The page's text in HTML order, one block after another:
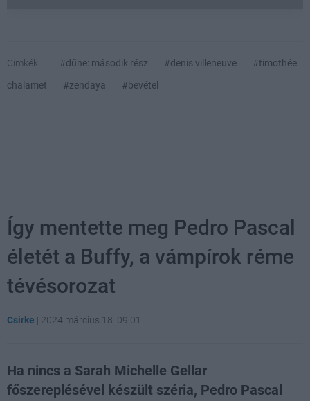
Címkék: #dűne: második rész #denis villeneuve
#timothée
chalamet
#zendaya #bevétel
Így mentette meg Pedro Pascal
életét a Buffy, a vámpírok réme
tévésorozat
Csirke | 2024 március 18. 09:01
Ha nincs a Sarah Michelle Gellar
főszereplésével készült széria, Pedro Pascal